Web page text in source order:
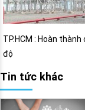
TP.HCM : Hoàn
độ
Tin tức khác